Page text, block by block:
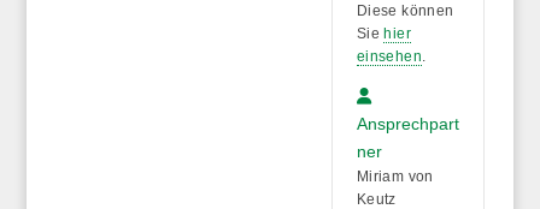
Diese können
Siehier
einsehen
Ansprechpart
ner
Miriam von
Keutz